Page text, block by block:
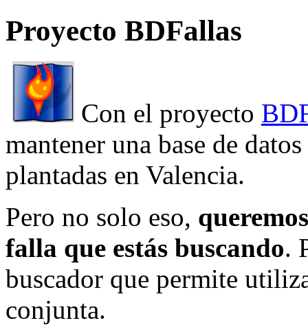
Proyecto BDFallas
Con el proyecto
mantener una base de
plantadas en Valencia.
Pero no solo eso,
falla que estás buscando.
buscador que permite
conjunta.